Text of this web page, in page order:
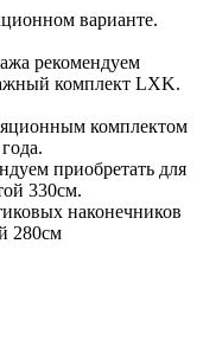
варианте.
рекомендуем
комплект LXK.
комплектом
приобретать для
330см.
наконечников
280см